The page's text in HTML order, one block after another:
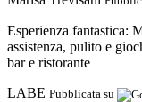
Esperienza fantastica:
assistenza, pulito e
bar e ristorante
LABE Pubblicata su